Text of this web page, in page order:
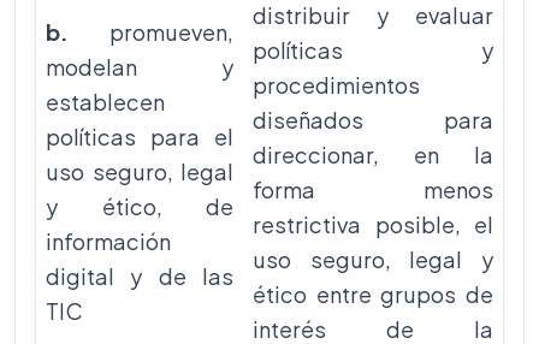
b. promueven,
modelan y
establecen
políticas para el
uso seguro, legal
y ético, de
información
digital y de las
TIC
distribuir y evaluar
políticas y
procedimientos
diseñados para
direccionar, en la
forma menos
restrictiva posible, el
uso seguro, legal y
ético entre grupos de
interés de la